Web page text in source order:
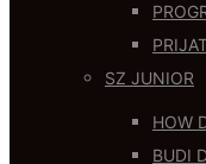
SZ JUNIOR
HOW
BUDI